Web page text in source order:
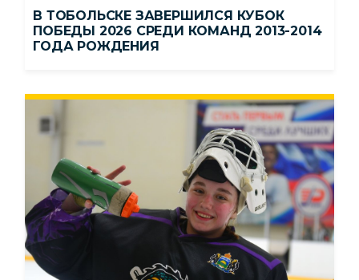
В ТОБОЛЬСКЕ ЗАВЕРШИЛСЯ КУБОК
ПОБЕДЫ 2026 СРЕДИ КОМАНД 2013-2014
ГОДА РОЖДЕНИЯ